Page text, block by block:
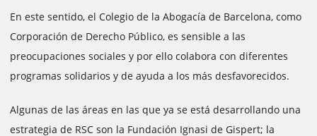
En este sentido, el Colegio de la Abogacía de Barcelona, como
Corporación de Derecho Público, es sensible a las
preocupaciones sociales y por ello colabora con diferentes
programas solidarios y de ayuda a los más desfavorecidos.
Algunas de las áreas en las que ya se está desarrollando una
estrategia de RSC son la Fundación Ignasi de Gispert; la